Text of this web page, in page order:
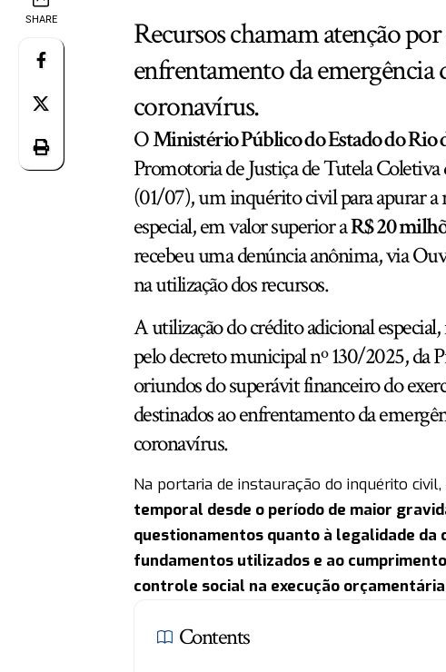
SHARE
Recursos chamam atenção
enfrentamento da emergência
coronavírus.
OMinistério Público do Estado do Rio
Promotoria de Justiça de Tutela
(01/07), um inquérito civil para apurar
especial, em valor superior aR$ 20
recebeu uma denúncia anônima, via
na utilização dos recursos.
A utilização do crédito adicional
pelo decreto municipal nº 130/2025, da
oriundos do superávit financeiro do
destinados ao enfrentamento da
coronavírus.
Na portaria de instauração do inquérito
temporal desde o período de maior
questionamentos quanto à legalidade da
fundamentos utilizados e ao
controle social na execução
Contents